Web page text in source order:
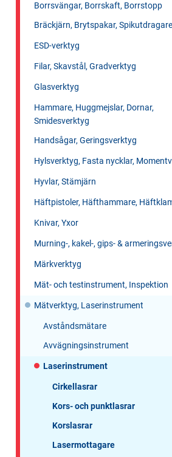
Borrsvängar, Borrskaft, Borrstopp
Bräckjärn, Brytspakar, Spikutdragare
ESD-verktyg
Filar, Skavstål, Gradverktyg
Glasverktyg
Hammare, Huggmejslar, Dornar,
Smidesverktyg
Handsågar, Geringsverktyg
Hylsverktyg, Fasta nycklar,
Hyvlar, Stämjärn
Häftpistoler, Häfthammare,
Knivar, Yxor
Murning-, kakel-, gips- &
Märkverktyg
Mät- och testinstrument, Inspektion
Mätverktyg, Laserinstrument
Avståndsmätare
Avvägningsinstrument
Laserinstrument
Cirkellasrar
Kors- och punktlasrar
Korslasrar
Lasermottagare